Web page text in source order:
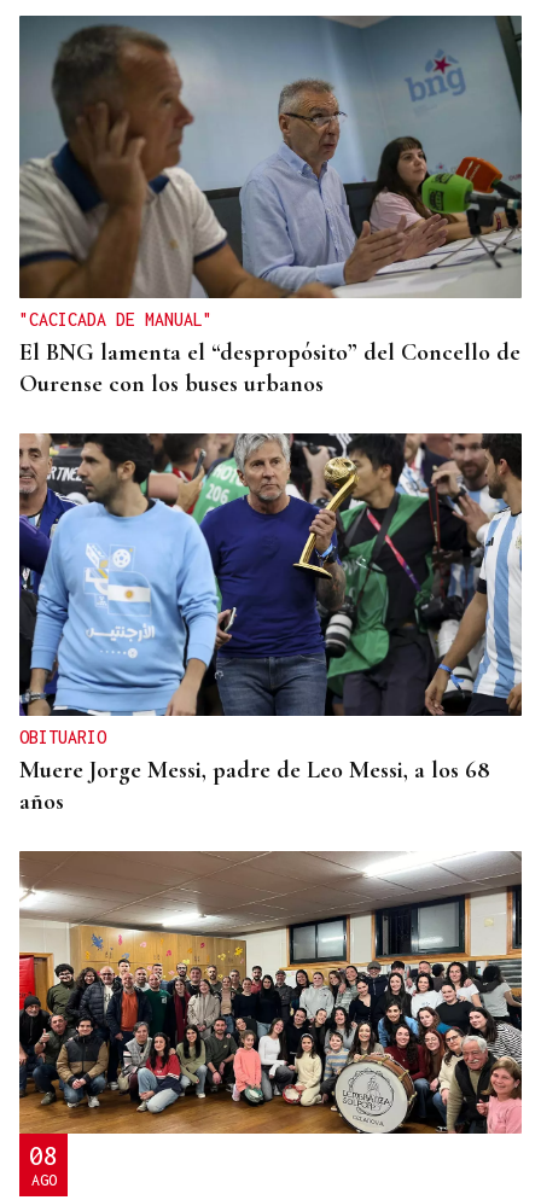
27 PUNTOS EN GALICIA
La Guardia Civil desplegará un dispositivo por el
eclipse con más de 24.000 agentes
"CACICADA DE MANUAL"
El BNG lamenta el “despropósito” del Concello de
Ourense con los buses urbanos
OBITUARIO
Muere Jorge Messi, padre de Leo Messi, a los 68
años
08
AGO